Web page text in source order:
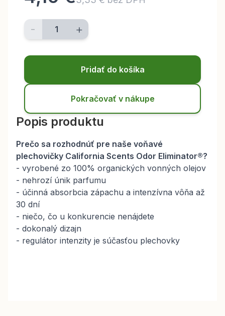
- +
Pridať do košíka
Pokračovať v nákupe
Popis produktu
Prečo sa rozhodnúť pre naše voňavé
plechovičky California Scents Odor Eliminator®?
- vyrobené zo 100% organických vonných olejov
- nehrozí únik parfumu
- účinná absorbcia zápachu a intenzívna vôňa až
30 dní
- niečo, čo u konkurencie nenájdete
- dokonalý dizajn
- regulátor intenzity je súčasťou plechovky